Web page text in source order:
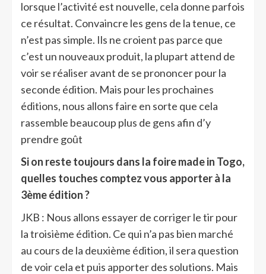
lorsque l’activité est nouvelle, cela donne parfois
ce résultat. Convaincre les gens de la tenue, ce
n’est pas simple. Ils ne croient pas parce que
c’est un nouveaux produit, la plupart attend de
voir se réaliser avant de se prononcer pour la
seconde édition. Mais pour les prochaines
éditions, nous allons faire en sorte que cela
rassemble beaucoup plus de gens afin d’y
prendre goût
Si on reste toujours dans la foire made in Togo,
quelles touches comptez vous apporter à la
3ème édition ?
JKB : Nous allons essayer de corriger le tir pour
la troisième édition. Ce qui n’a pas bien marché
au cours de la deuxième édition, il sera question
de voir cela et puis apporter des solutions. Mais